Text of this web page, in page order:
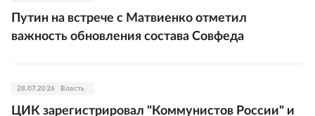
Путин на встрече с Матвиенко отметил
важность обновления состава Совфеда
28.07.2026 Власть
ЦИК зарегистрировал "Коммунистов России" и